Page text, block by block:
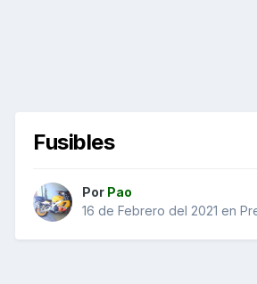
Fusibles
Por Pao
16 de Febrero del 2021 en